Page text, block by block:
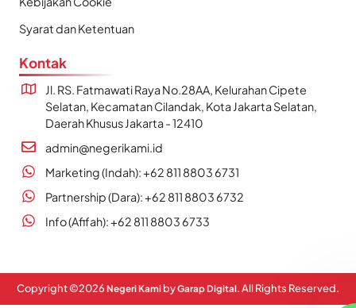
Syarat dan Ketentuan
Kontak
Jl. RS. Fatmawati Raya No.28AA, Kelurahan Cipete
Selatan, Kecamatan Cilandak, Kota Jakarta Selatan,
Daerah Khusus Jakarta - 12410
admin@negerikami.id
Marketing (Indah): +62 811 8803 6731
Partnership (Dara): +62 811 8803 6732
Info (Afifah): +62 811 8803 6733
Copyright ©2026 Negeri Kami byGarap Digital. All Rights Reserved.